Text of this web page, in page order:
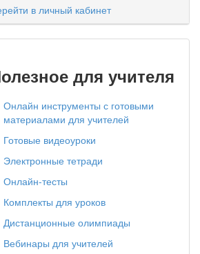
в личный кабинет
для учителя
Онлайн инструменты с готовыми
материалами для учителей
Готовые видеоуроки
Электронные тетради
Онлайн-тесты
Комплекты для уроков
Дистанционные олимпиады
Вебинары для учителей